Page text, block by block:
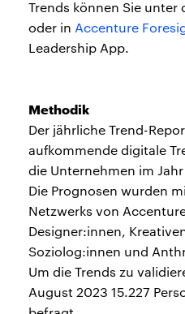
Trends können Sie unter
oder in Accenture
Leadership App.
Methodik
Der jährliche Trend-
aufkommende digitale
die Unternehmen im
Die Prognosen wurden
Netzwerks von
Designer:innen,
Soziolog:innen und
Um die Trends zu
August 2023 15.227